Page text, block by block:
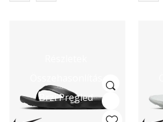
Brzi Pregled